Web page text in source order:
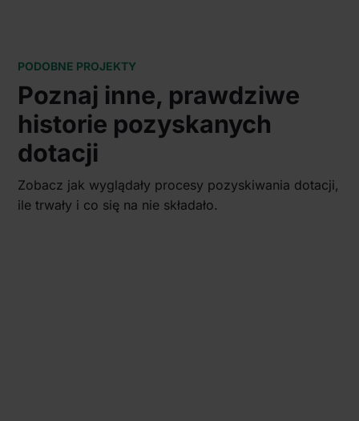
PODOBNE PROJEKTY
Poznaj inne, prawdziwe
historie pozyskanych
dotacji
Zobacz jak wyglądały procesy pozyskiwania dotacji,
ile trwały i co się na nie składało.